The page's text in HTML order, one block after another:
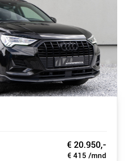
€ 20.950,-
€ 415 /mnd